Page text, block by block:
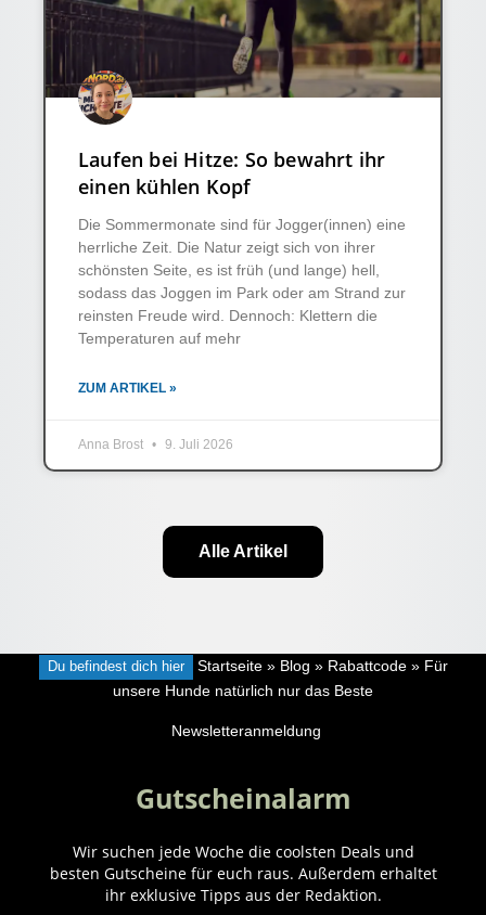
Laufen bei Hitze: So bewahrt ihr
einen kühlen Kopf
Die Sommermonate sind für Jogger(innen) eine
herrliche Zeit. Die Natur zeigt sich von ihrer
schönsten Seite, es ist früh (und lange) hell,
sodass das Joggen im Park oder am Strand zur
reinsten Freude wird. Dennoch: Klettern die
Temperaturen auf mehr
ZUM ARTIKEL »
Anna Brost 9. Juli 2026
Alle Artikel
Du befindest dich hier Startseite» Blog » Rabattcode» Für
unsere Hunde natürlich nur das Beste
Newsletteranmeldung
Gutscheinalarm
Wir suchen jede Woche die coolsten Deals und
besten Gutscheine für euch raus. Außerdem erhaltet
ihr exklusive Tipps aus der Redaktion.